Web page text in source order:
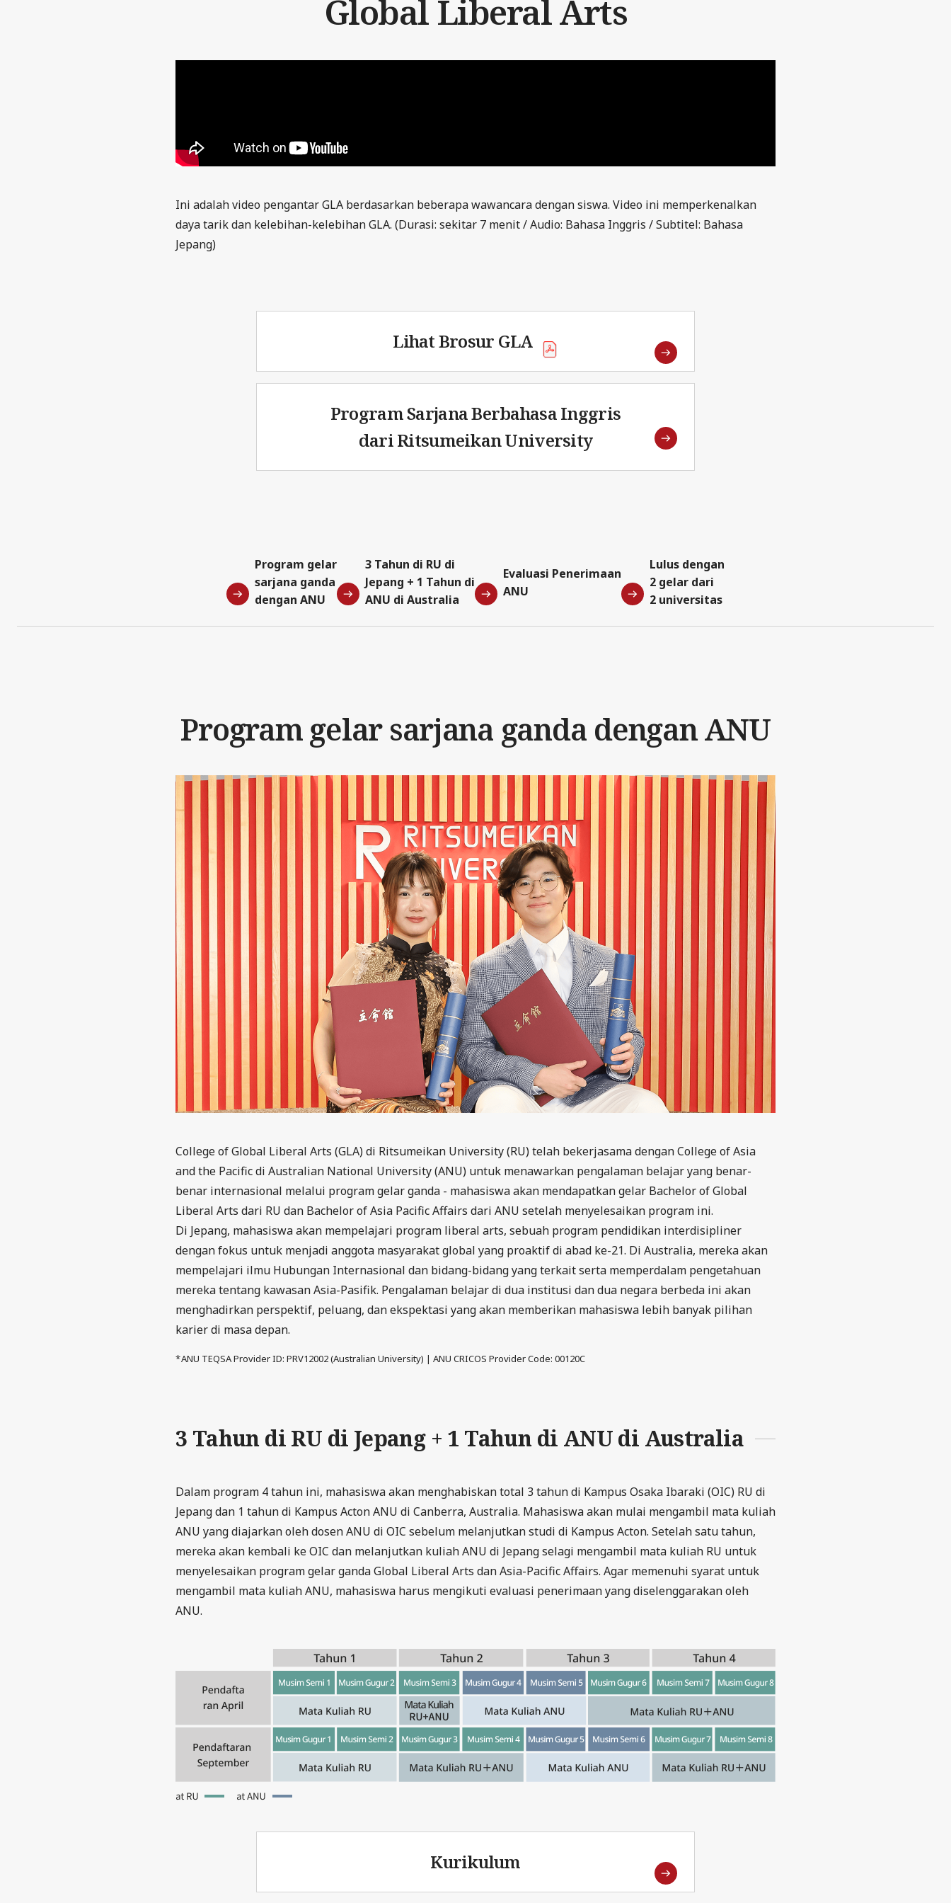
Global Liberal Arts
Ini adalah video pengantar GLA berdasarkan beberapa wawancara dengan siswa. Video ini memperkenalkan
daya tarik dan kelebihan-kelebihan GLA. (Durasi: sekitar 7 menit / Audio: Bahasa Inggris / Subtitel: Bahasa
Jepang)
Lihat Brosur GLA
Program SarjanaBerbahasa Inggris
dariRitsumeikan University
Program gelar
sarjana ganda
dengan ANU
3 Tahun di RU di
Jepang + 1 Tahun di
ANU di Australia
Evaluasi Penerimaan
ANU
Lulus dengan
2 gelar dari
2 universitas
Program gelar sarjana ganda dengan ANU
College of Global Liberal Arts (GLA) di Ritsumeikan University (RU) telah bekerjasama dengan College of Asia
and the Pacific di Australian National University (ANU) untuk menawarkan pengalaman belajar yang benar-
benar internasional melalui program gelar ganda - mahasiswa akan mendapatkan gelar Bachelor of Global
Liberal Arts dari RU dan Bachelor of Asia Pacific Affairs dari ANU setelah menyelesaikan program ini.
Di Jepang, mahasiswa akan mempelajari program liberal arts, sebuah program pendidikan interdisipliner
dengan fokus untuk menjadi anggota masyarakat global yang proaktif di abad ke-21. Di Australia, mereka akan
mempelajari ilmu Hubungan Internasional dan bidang-bidang yang terkait serta memperdalam pengetahuan
mereka tentang kawasan Asia-Pasifik. Pengalaman belajar di dua institusi dan dua negara berbeda ini akan
menghadirkan perspektif, peluang, dan ekspektasi yang akan memberikan mahasiswa lebih banyak pilihan
karier di masa depan.
ANU TEQSA Provider ID: PRV12002 (Australian University) | ANU CRICOS Provider Code: 00120C
3 Tahun di RU di Jepang + 1 Tahun di ANU di Australia
Dalam program 4 tahun ini, mahasiswa akan menghabiskan total 3 tahun di Kampus Osaka Ibaraki (OIC) RU di
Jepang dan 1 tahun di Kampus Acton ANU di Canberra, Australia. Mahasiswa akan mulai mengambil mata kuliah
ANU yang diajarkan oleh dosen ANU di OIC sebelum melanjutkan studi di Kampus Acton. Setelah satu tahun,
mereka akan kembali ke OIC dan melanjutkan kuliah ANU di Jepang selagi mengambil mata kuliah RU untuk
menyelesaikan program gelar ganda Global Liberal Arts dan Asia-Pacific Affairs. Agar memenuhi syarat untuk
mengambil mata kuliah ANU, mahasiswa harus mengikuti evaluasi penerimaan yang diselenggarakan oleh
ANU.
Kurikulum